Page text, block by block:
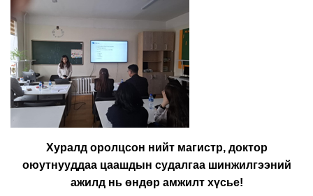
Хуралд оролцсон нийт магистр, доктор
оюутнууддаа цаашдын судалгаа шинжилгээний
ажилд нь өндөр амжилт хүсье!